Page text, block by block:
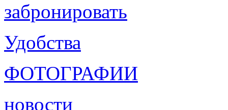
забронировать
Удобства
ФОТОГРАФИИ
новости